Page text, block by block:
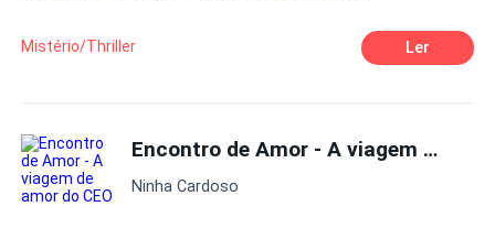
Mistério/Thriller Ler
Encontro de Amor - A viagem de amor do CEO
Ninha Cardoso